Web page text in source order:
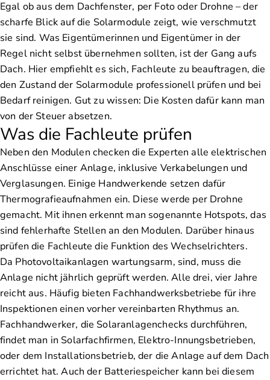
Egal ob aus dem Dachfenster, per Foto oder Drohne – der
scharfe Blick auf die Solarmodule zeigt, wie verschmutzt
sie sind. Was Eigentümerinnen und Eigentümer in der
Regel nicht selbst übernehmen sollten, ist der Gang aufs
Dach. Hier empfiehlt es sich, Fachleute zu beauftragen, die
den Zustand der Solarmodule professionell prüfen und bei
Bedarf reinigen. Gut zu wissen: Die Kosten dafür kann man
von der Steuer absetzen.
Was die Fachleute prüfen
Neben den Modulen checken die Experten alle elektrischen
Anschlüsse einer Anlage, inklusive Verkabelungen und
Verglasungen. Einige Handwerkende setzen dafür
Thermografieaufnahmen ein. Diese werde per Drohne
gemacht. Mit ihnen erkennt man sogenannte Hotspots, das
sind fehlerhafte Stellen an den Modulen. Darüber hinaus
prüfen die Fachleute die Funktion des Wechselrichters.
Da Photovoltaikanlagen wartungsarm, sind, muss die
Anlage nicht jährlich geprüft werden. Alle drei, vier Jahre
reicht aus. Häufig bieten Fachhandwerksbetriebe für ihre
Inspektionen einen vorher vereinbarten Rhythmus an.
Fachhandwerker, die Solaranlagenchecks durchführen,
findet man in Solarfachfirmen, Elektro-Innungsbetrieben,
oder dem Installationsbetrieb, der die Anlage auf dem Dach
errichtet hat. Auch der Batteriespeicher kann bei diesem